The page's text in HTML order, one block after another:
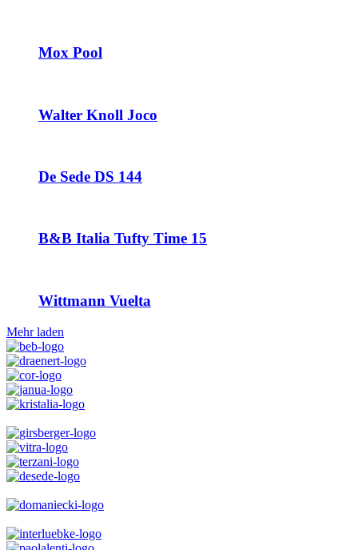
Mox Pool
Walter Knoll Joco
De Sede DS 144
B&B Italia Tufty Time 15
Wittmann Vuelta
Mehr laden